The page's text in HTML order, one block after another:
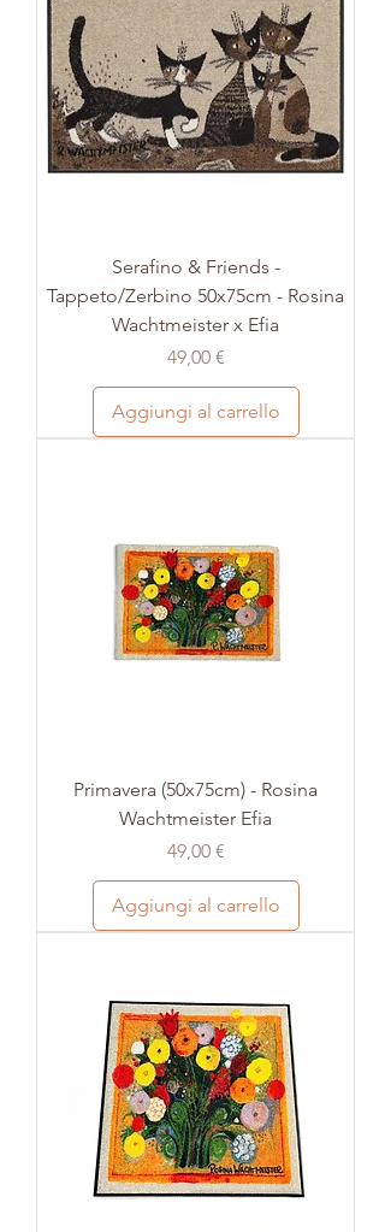
Serafino & Friends -
Tappeto/Zerbino 50x75cm - Rosina
Wachtmeister x Efia
Prezzo
49,00 €
Aggiungi al carrello
Primavera (50x75cm) - Rosina
Wachtmeister Efia
Prezzo
49,00 €
Aggiungi al carrello